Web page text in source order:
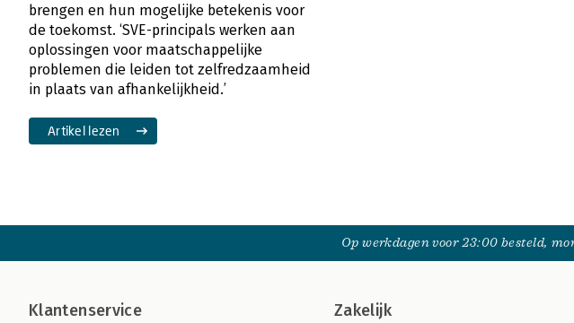
brengen en hun mogelijke betekenis voor
de toekomst. ‘SVE-principals werken aan
oplossingen voor maatschappelijke
problemen die leiden tot zelfredzaamheid
in plaats van afhankelijkheid.’
Artikel lezen
Op werkdagen voor 23:00 besteld,
Klantenservice Zakelijk